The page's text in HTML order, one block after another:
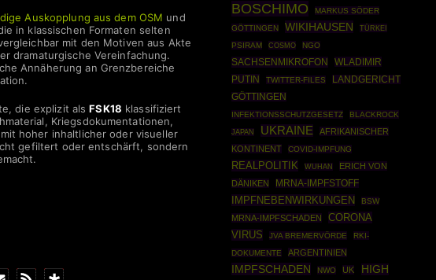
Auskopplung aus dem OSM und
in klassischen Formaten selten
mit den Motiven aus Akte
dramaturgische Vereinfachung.
Annäherung an Grenzbereiche
die explizit alsFSK18 klassifiziert
Kriegsdokumentationen,
hoher inhaltlicher oder visueller
gefiltert oder entschärft, sondern
BOSCHIMO
MARKUS SÖDER
GÖTTINGEN
WIKIHAUSEN
TÜRKEI
PSIRAM
COSMO NGO
SACHSENMIKROFON
WLADIMIR
PUTIN
TWITTER-FILES
LANDGERICHT
GÖTTINGEN
INFEKTIONSSCHUTZGESETZ BLACKROCK
JAPAN UKRAINE
AFRIKANISCHER
KONTINENT
COVID-IMPFUNG
REALPOLITIK WUHAN
ERICH VON
DÄNIKEN
MRNA-IMPFSTOFF
IMPFNEBENWIRKUNGEN BSW
MRNA-IMPFSCHADEN
CORONA
VIRUS
JVA BREMERVÖRDE
RKI-
DOKUMENTE
ARGENTINIEN
IMPFSCHADEN NWO UK
HIGH